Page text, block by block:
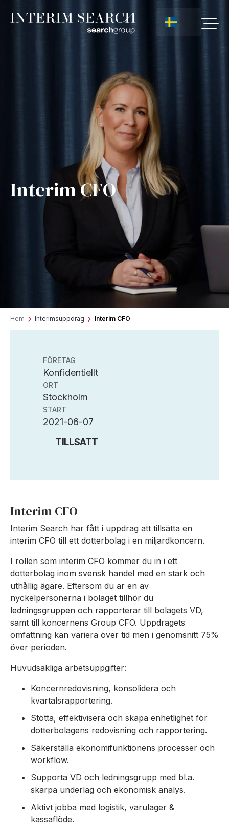
Interim CFO
Hem Interimsuppdrag Interim CFO
FÖRETAG
Konfidentiellt
ORT
Stockholm
START
2021-06-07
TILLSATT
Interim CFO
Interim Search har fått i uppdrag att tillsätta en
interim CFO till ett dotterbolag i en miljardkoncern.
I rollen som interim CFO kommer du in i ett
dotterbolag inom svensk handel med en stark och
uthållig ägare. Eftersom du är en av
nyckelpersonerna i bolaget tillhör du
ledningsgruppen och rapporterar till bolagets VD,
samt till koncernens Group CFO. Uppdragets
omfattning kan variera över tid men i genomsnitt 75%
över perioden.
Huvudsakliga arbetsuppgifter:
Koncernredovisning, konsolidera och
kvartalsrapportering.
Stötta, effektivisera och skapa enhetlighet för
dotterbolagens redovisning och rapportering.
Säkerställa ekonomifunktionens processer och
workflow.
Supporta VD och ledningsgrupp med bl.a.
skarpa underlag och ekonomisk analys.
Aktivt jobba med logistik, varulager &
kassaflöde.